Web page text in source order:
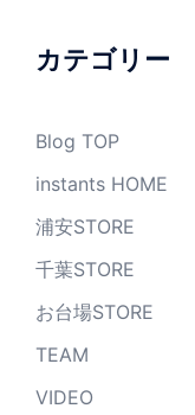
ブ
カテゴリー
Blog TOP
instants HOME
浦安STORE
千葉STORE
お台場STORE
TEAM
VIDEO